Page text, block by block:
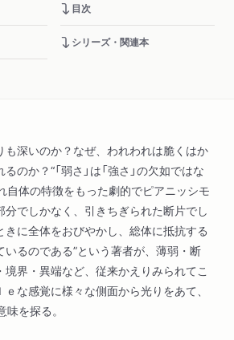
目次
シリーズ・関連本
も深いのか？なぜ、われわれは脆くはか
のか？“「弱さ」は「強さ」の欠如ではな
自体の特徴をもった劇的でピアニッシモ
分でしかなく、引きちぎられた断片でし
に全体をおびやかし、総体に抵抗する
るのである”という著者が、薄弱・断
境界・異端など、従来かえりみられてこ
な感覚に様々な側面から光りをあて、
味を探る。